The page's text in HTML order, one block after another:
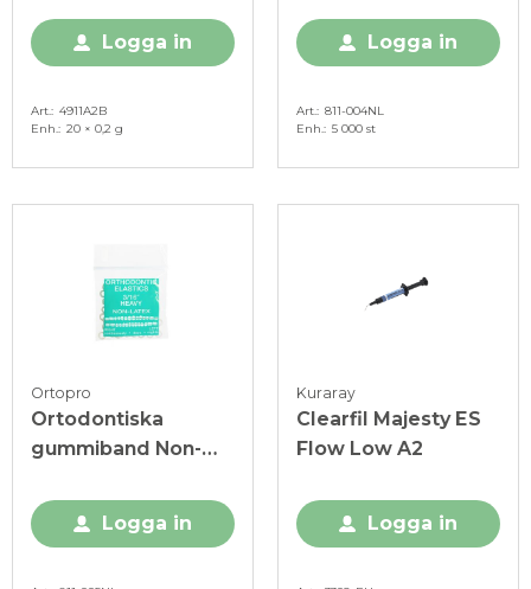
Logga in
Art. 4911A2B
Enh. 20 × 0,2 g
4,5 oz
Logga in
Art. 811-004NL
Enh. 5 000 st
Ortopro
Ortodontiska
gummiband Non-
6,5 oz
Logga in
Kuraray
Clearfil Majesty ES
Flow Low A2
Logga in